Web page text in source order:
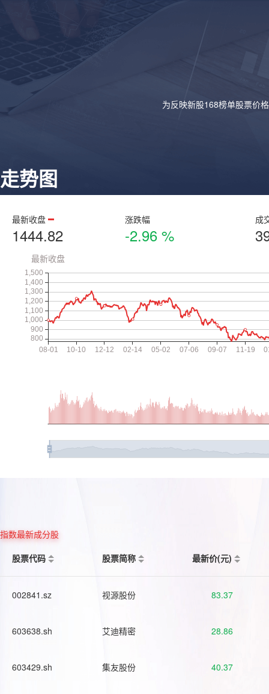
为反映新股168榜单股票价
走势图
最新收盘
1444.82
涨跌幅
-2.96 %
成
指数最新成分股
股票代码
股票简称 最新价(元)
002841.sz 视源股份 83.37
603638.sh 艾迪精密 28.86
603429.sh 集友股份 40.37